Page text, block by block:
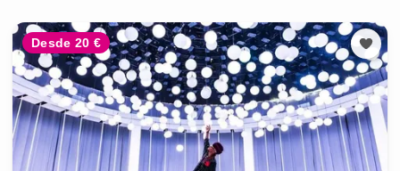
Desde 20 €